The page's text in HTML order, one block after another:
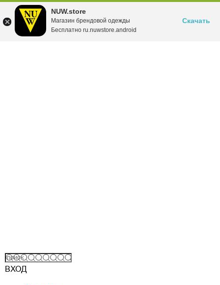
NUW.store
Магазин брендовой одежды
Бесплатно ru.nuwstore.android
Скачать
ВХОД